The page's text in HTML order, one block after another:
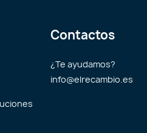
Contactos
¿Te ayudamos?
info@elrecambio.es